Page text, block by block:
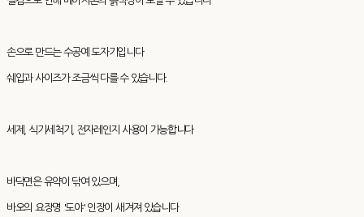
손으로 만드는 수공예 도자기입니다
쉐입과 사이즈가 조금씩 다를 수 있습니다.
세제, 식기세척기, 전자레인지 사용이 가능합니다
바닥면은 유약이 닦여 있으며,
바오의 요장명 '도야' 인장이 새겨져 있습니다